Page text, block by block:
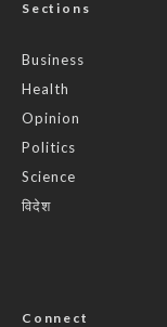
Sections
Business
Health
Opinion
Politics
Science
विदेश
Connect